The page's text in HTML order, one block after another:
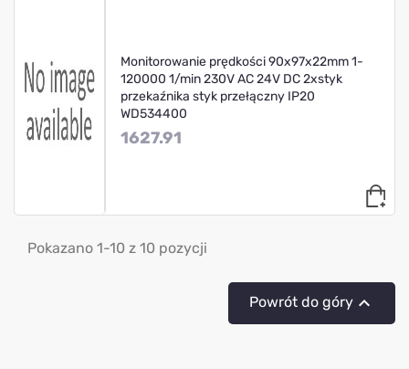
Monitorowanie prędkości 90x97x22mm 1-
120000 1/min 230V AC 24V DC 2xstyk
przekaźnika styk przełączny IP20
WD534400
1627.91
Pokazano 1-10 z 10 pozycji
Powrót do góry